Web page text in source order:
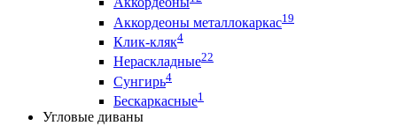
Аккордеоны металлокаркас19
Клик-кляк4
Нераскладные22
Сунгирь4
Бескаркасные1
Угловые диваны